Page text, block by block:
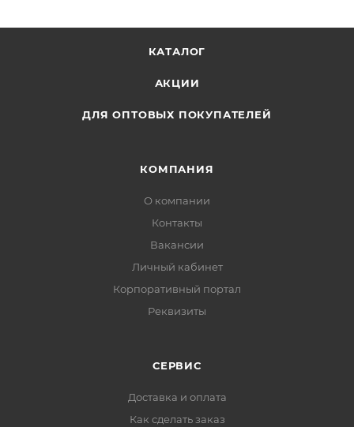
КАТАЛОГ
АКЦИИ
ДЛЯ ОПТОВЫХ ПОКУПАТЕЛЕЙ
КОМПАНИЯ
О компании
Контакты
Вакансии
Личный кабинет
Корпоративный портал
Реквизиты
СЕРВИС
Доставка и оплата
Как сделать заказ